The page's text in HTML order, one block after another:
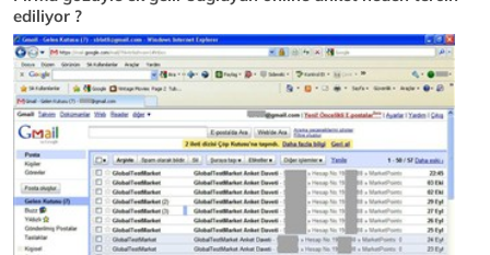
ediliyor ?